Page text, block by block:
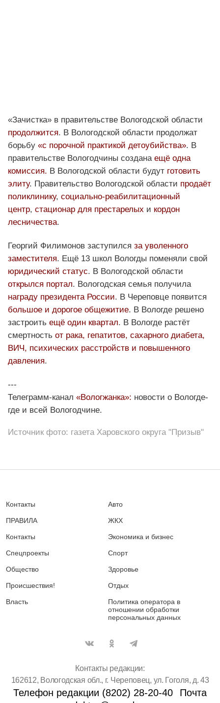
«Зачистка» в правительстве Вологодской области
продолжится. В Вологодской области продолжат
борьбу «с порочной практикой детоубийства». В
правительстве Вологодчины создана ещё одна
комиссия. В Вологодской области будут готовить
элиту. Правительство Вологодской области продаёт
поликлинику, социально-реабилитационный
центр, стационар для престарелых и кордон
лесничества.
Георгий Филимонов заступился за уволенного
заместителя. Ещё 13 школ Вологды поменяли свой
юридический статус. В Вологодской области
открылся портал. Вологодская семья получила
награду президента России. В Череповце появится
большое и дорогое общежитие. В Вологде решено
застроить ещё один квартал. В Вологде растёт
смертность от рака, гепатитов, сахарного диабета,
ВИЧ, психических расстройств и повышенного
давления.
---
Телеграмм-канал «Вологжанка»: новости о Вологде-
где и всей Вологодчине.
Источник фото: газета Харовского округа "Призыв"
Контакты
ПРАВИЛА
Контакты
Спецпроекты
Общество
Происшествия!
Власть
Авто
ЖКХ
Экономика и бизнес
Спорт
Здоровье
Отдых
Политика оператора в
отношении обработки
персональных данных
Контакты редакции:
162612, Вологодская обл., г. Череповец, ул. Гоголя, д. 43
Телефон редакции (8202) 28-20-40
Почта